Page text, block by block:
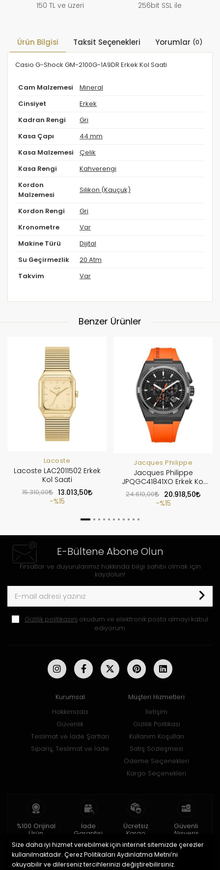
150 TL ve üzeri
256bit SSL ile
Ürün Bilgisi Taksit Seçenekleri Yorumlar (0)
Casio G-Shock GM-2100G-1A9DR Erkek Kol Saati
Cam Malzemesi Mineral
Cinsiyet Erkek
Kadran Rengi Gri
Kasa Çapı 44 mm
Kasa Malzemesi Çelik
Kasa Rengi Kahverengi
Kordon
Malzemesi
Silikon (Kauçuk)
Kordon Rengi Gri
Kronometre Var
Makine Türü Dijital
Su Geçirmezlik 20 Atm
Takvim Var
Benzer Ürünler
Lacoste
Lacoste LAC2011502 Erkek
Kol Saati
15.310,00
13.013,50
%15
Jacques Philippe
Jacques Philippe
JPQGC41841XO Erkek Kol
Saati
24.610,00
20.918,50
%15
E-Bültene Abone Olun
Fırsatlar ve duyurularımız hakkında bilgi sahibi olmak için
kaydolun!
Gizlilik politikasını okudum ve elektronik posta almayı kabul
ediyorum.
Kurumsal
Hakkımızda
Güvenlik
Teslimat ve İade Şartları
Sipariş, Teslimat ve İade
Müşteri Hizmetleri
İletişim
Gizlilik Politikası
Kullanım Koşulları
Satış Sözleşmesi
Ödeme Seçenekleri
Kargo Seçenekleri
%100 Orijinal
Ürün
2 yıl garanti
İade
Garantisi
15 gün içinde
iade
Ücretsiz
Kargo
150 TL ve üzeri
Güvenli
Alışveriş
256bit SSL ile
Size daha iyi hizmet verebilmek için internet sitemizde çerezler
kullanılmaktadır. Çerez Politikaları Aydınlatma Metni’ni
okuyabilir ve dilerseniz tercihlerinizi değiştirebilirsiniz.